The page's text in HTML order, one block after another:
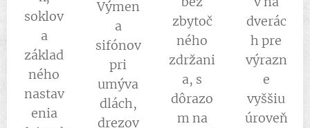
soklov
a
základ
ného
nastav
enia
Výmen
a
sifónov
pri
umýva
dlách,
drezov
zbytoč
ného
zdržani
a, s
dôrazo
m na
dverác
h pre
výrazn
e
vyššiu
úroveň